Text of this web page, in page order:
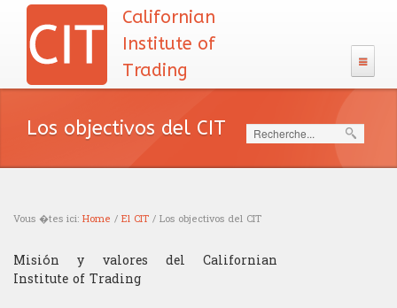
Californian
Institute of
Trading
Objectivos
Calendario
Escolaridad
Los objectivos del CIT Search
Vous �tes ici:
You are here
Home / El CIT / Los objectivos del CIT
Misión y valores del Californian
Institute of Trading